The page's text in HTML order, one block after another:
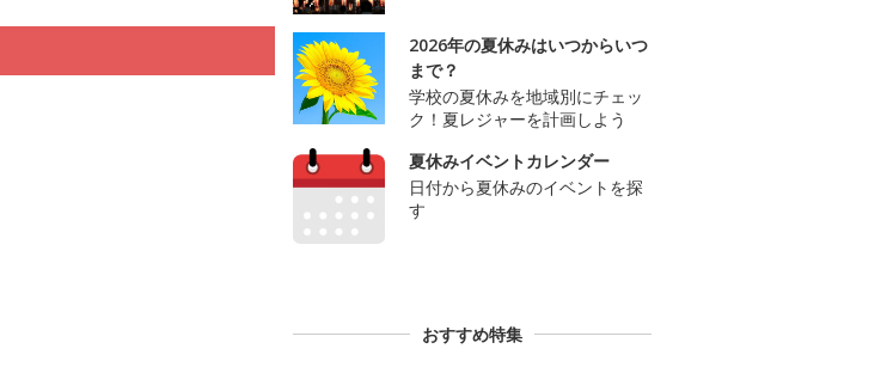
2026年の夏休みはいつからいつ
まで？
学校の夏休みを地域別にチェッ
ク！夏レジャーを計画しよう
夏休みイベントカレンダー
日付から夏休みのイベントを探
す
おすすめ特集